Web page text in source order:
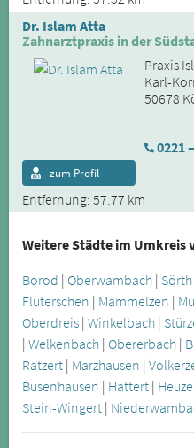
Dr. Islam Atta
Zahnarztpraxis in der
Praxis
Karl-
50678
0221
Entfernung: 57.77 km
zum Profil
Weitere Städte im Umkreis
Borod | Oberwambach | Sörth
Fluterschen | Mammelzen |
Oberdreis | Winkelbach |
| Welkenbach | Obererbach |
Ratzert | Marzhausen |
Busenhausen | Hattert |
Stein-Wingert |